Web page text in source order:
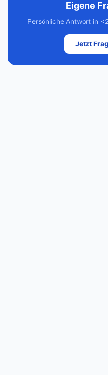
Eigene
Persönliche Antwort in
Jetzt